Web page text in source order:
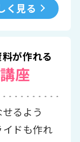
く見る
が作れる
座
るよう
ドも作れ